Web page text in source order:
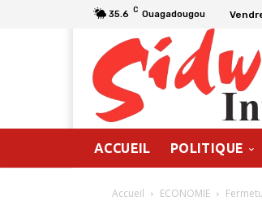
35.6 C Ouagadougou
ACCUEIL POLITIQUE
Accueil ECONOMIE